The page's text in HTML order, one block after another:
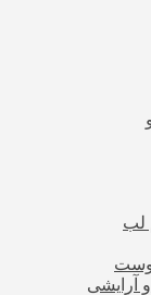
لب
آرایشی